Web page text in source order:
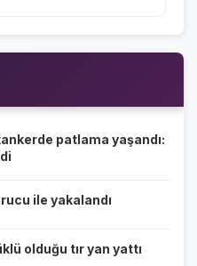
patlama yaşandı:
ile yakalandı
olduğu tır yan yattı